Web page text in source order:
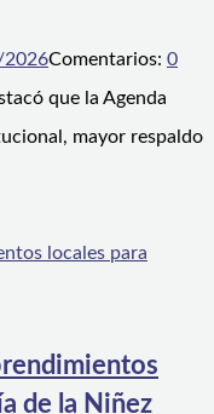
Comentarios: 0
que la Agenda
mayor respaldo
de la Niñez